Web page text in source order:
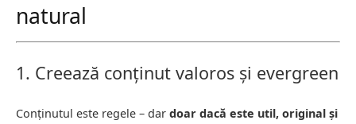
natural
1. Creează conținut valoros și evergreen
Conținutul este regele – dar doar dacă este util, original și